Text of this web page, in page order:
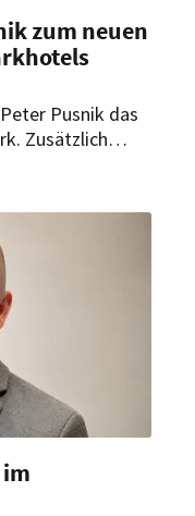
zum neuen
Pusnik das
Zusätzlich